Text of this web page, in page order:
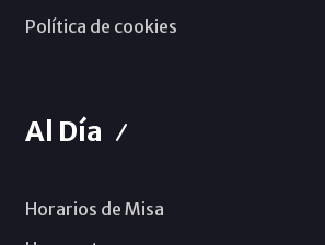
Política de cookies
Al Día
Horarios de Misa